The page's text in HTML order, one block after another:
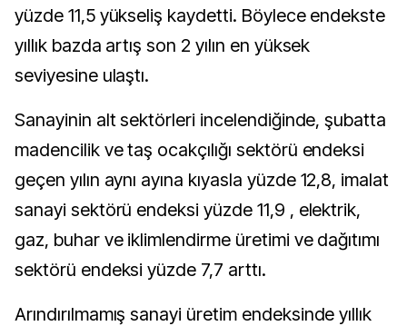
yüzde 11,5 yükseliş kaydetti. Böylece endekste
yıllık bazda artış son 2 yılın en yüksek
seviyesine ulaştı.
Sanayinin alt sektörleri incelendiğinde, şubatta
madencilik ve taş ocakçılığı sektörü endeksi
geçen yılın aynı ayına kıyasla yüzde 12,8, imalat
sanayi sektörü endeksi yüzde 11,9 , elektrik,
gaz, buhar ve iklimlendirme üretimi ve dağıtımı
sektörü endeksi yüzde 7,7 arttı.
Arındırılmamış sanayi üretim endeksinde yıllık